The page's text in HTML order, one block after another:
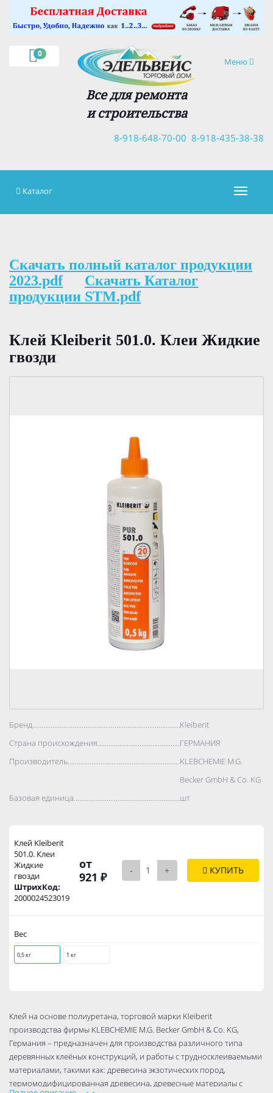
0
Навигация
Меню
Все для ремонта
и строительства
8-918-435-38-38
8-918-648-70-00
×
Каталог
Скачать полный каталог продукции
2023.pdf
Скачать Каталог
продукции STM.pdf
Клей Kleiberit 501.0. Клеи Жидкие
гвозди
Бренд..................................................................................Kleiberit
Страна происхождения..................................................................................
ГЕРМАНИЯ
Производитель..................................................................................
KLEBCHEMIE M.G.
Becker GmbH & Co. KG
Базовая единица..................................................................................
шт
Клей Kleiberit
501.0. Клеи
Жидкие
гвозди
ШтрихКод:
2000024523019
от
921 ₽
- + КУПИТЬ
Вес
0,5 кг 1 кг
Клей на основе полиуретана, торговой марки Kleiberit
производства фирмы KLEBCHEMIE M.G. Becker GmbH & Co. KG,
Германия – предназначен для производства различного типа
деревянных клеёных конструкций, и работы с трудносклеиваемыми
материалами, такими как: древесина экзотических пород,
термомодифицированная древесина, древесные материалы с